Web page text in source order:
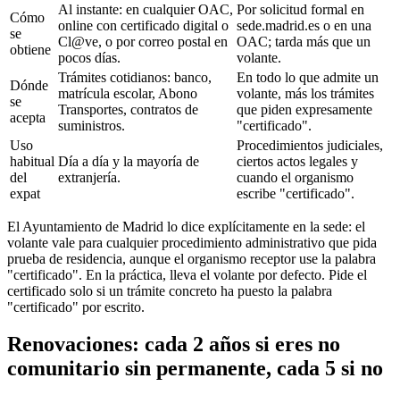
Cómo
se
obtiene
Al instante: en cualquier OAC,
online con certificado digital o
Cl@ve, o por correo postal en
pocos días.
Por solicitud formal en
sede.madrid.es o en una
OAC; tarda más que un
volante.
Dónde
se
acepta
Trámites cotidianos: banco,
matrícula escolar, Abono
Transportes, contratos de
suministros.
En todo lo que admite un
volante, más los trámites
que piden expresamente
"certificado".
Uso
habitual
del
expat
Día a día y la mayoría de
extranjería.
Procedimientos judiciales,
ciertos actos legales y
cuando el organismo
escribe "certificado".
El Ayuntamiento de Madrid lo dice explícitamente en la sede: el
volante vale para cualquier procedimiento administrativo que pida
prueba de residencia, aunque el organismo receptor use la palabra
"certificado". En la práctica, lleva el volante por defecto. Pide el
certificado solo si un trámite concreto ha puesto la palabra
"certificado" por escrito.
Renovaciones: cada 2 años si eres no
comunitario sin permanente, cada 5 si no